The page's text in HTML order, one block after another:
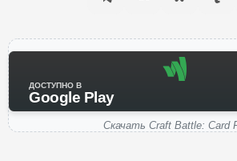
ДОСТУПНО В
Google Play
Скачать Craft Battle: Card